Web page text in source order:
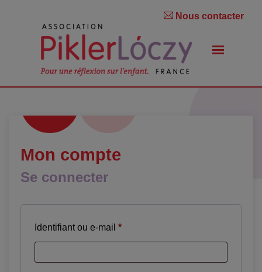
Nous contacter
Mon compte
Se connecter
Identifiant ou e-mail *Obligatoire